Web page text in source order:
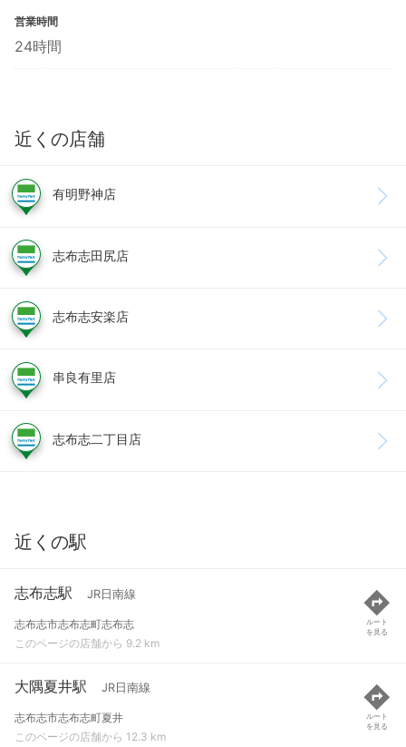
営業時間
24時間
近くの店舗
有明野神店
志布志田尻店
志布志安楽店
串良有里店
志布志二丁目店
近くの駅
志布志駅 JR日南線
志布志市志布志町志布志
このページの店舗から 9.2 km
ルート
を見る
大隅夏井駅 JR日南線
志布志市志布志町夏井
このページの店舗から 12.3 km
ルート
を見る